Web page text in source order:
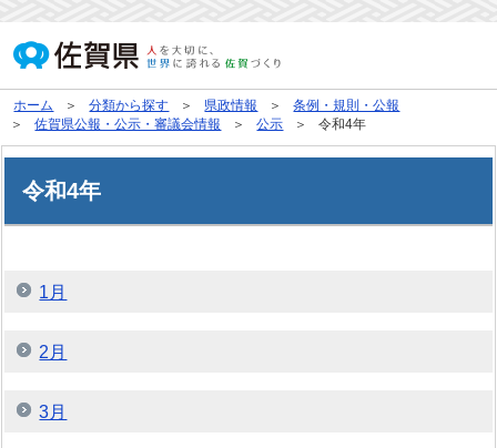
ホーム 分類から探す 県政情報
条例・規則・公報
佐賀県公報・公示・審議会情報
公示 令和4年
令和4年
1月
2月
3月